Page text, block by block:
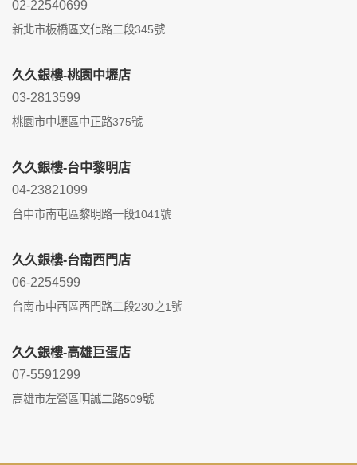
02-22540699
新北市板橋區文化路二段345號
久久銀樓-桃園中壢店
03-2813599
桃園市中壢區中正路375號
久久銀樓-台中黎明店
04-23821099
台中市南屯區黎明路一段1041號
久久銀樓-台南西門店
06-2254599
台南市中西區西門路二段230之1號
久久銀樓-高雄巨蛋店
07-5591299
高雄市左營區明誠二路509號